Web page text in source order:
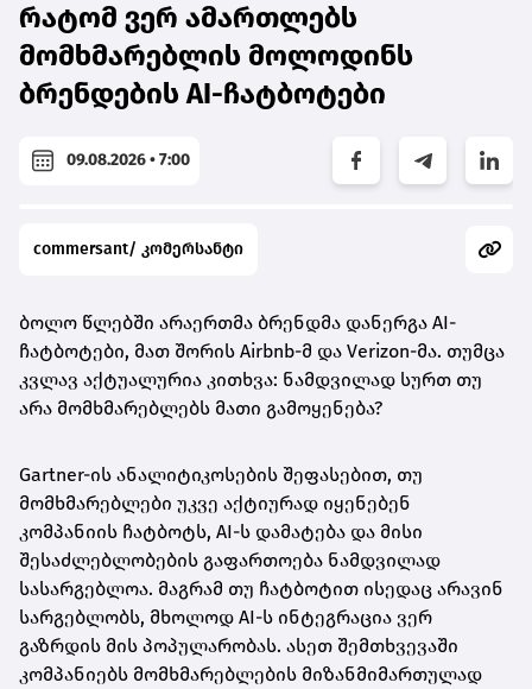
რატომ ვერ ამართლებს
მომხმარებლის მოლოდინს
ბრენდების AI-ჩატბოტები
09.08.2026 • 7:00
commersant/ კომერსანტი
ბოლო წლებში არაერთმა ბრენდმა დანერგა AI-
ჩატბოტები, მათ შორის Airbnb-მ და Verizon-მა. თუმცა
კვლავ აქტუალურია კითხვა: ნამდვილად სურთ თუ
არა მომხმარებლებს მათი გამოყენება?
Gartner-ის ანალიტიკოსების შეფასებით, თუ
მომხმარებლები უკვე აქტიურად იყენებენ
კომპანიის ჩატბოტს, AI-ს დამატება და მისი
შესაძლებლობების გაფართოება ნამდვილად
სასარგებლოა. მაგრამ თუ ჩატბოტით ისედაც არავინ
სარგებლობს, მხოლოდ AI-ს ინტეგრაცია ვერ
გაზრდის მის პოპულარობას. ასეთ შემთხვევაში
კომპანიებს მომხმარებლების მიზანმიმართულად